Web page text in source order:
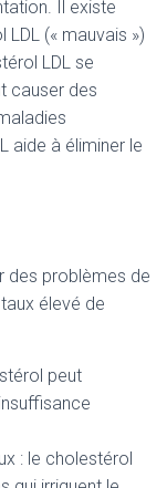
Il existe
(« mauvais »)
LDL se
causer des
aide à éliminer le
des problèmes de
élevé de
peut
: le cholestérol